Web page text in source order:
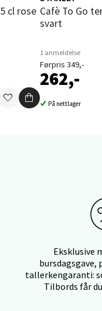
Cafè To Go termokopp 23 cl
svart
1 anmeldelse
Førpris 349,-
262,-
På nettlager
Eksklusive
bursdagsgave,
tallerkengaranti:
Tilbords får